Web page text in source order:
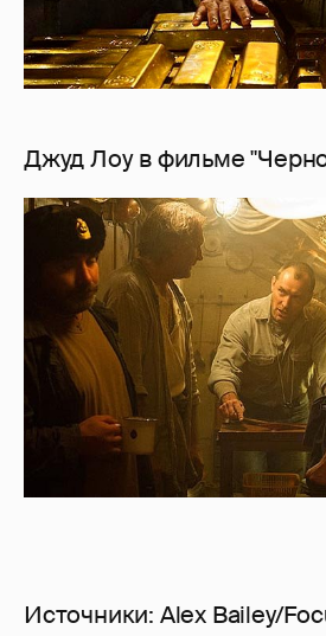
Джуд Лоу в фильме
Источники: Alex Bailey/